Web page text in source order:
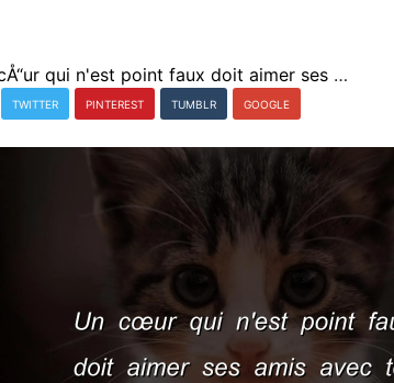
Un cÅ“ur qui n'est point faux doit aimer ses amis avec tous leurs dÃ©fauts.
TWITTER PINTEREST TUMBLR GOOGLE